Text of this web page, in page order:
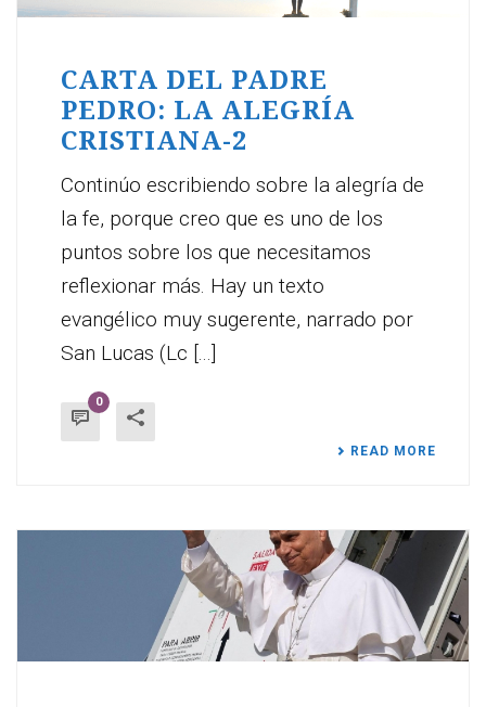
CARTA DEL PADRE
PEDRO: LA ALEGRÍA
CRISTIANA-2
Continúo escribiendo sobre la alegría de
la fe, porque creo que es uno de los
puntos sobre los que necesitamos
reflexionar más. Hay un texto
evangélico muy sugerente, narrado por
San Lucas (Lc [...]
0
READ MORE